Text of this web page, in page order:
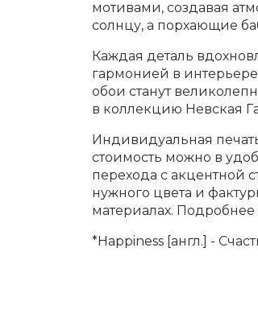
мотивами, создавая
солнцу, а порхающие
Каждая деталь
гармонией в
обои станут
в коллекцию Невская
Индивидуальная
стоимость можно в
перехода с акцентной
нужного цвета и
материалах.
*Happiness [англ.] -